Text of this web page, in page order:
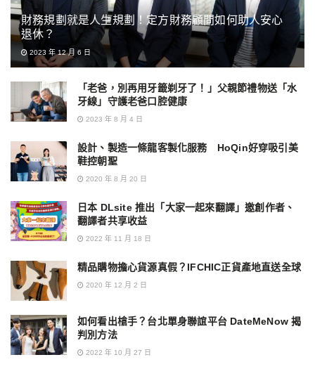
財務規劃就是人生規劃！定方財務顧問如何助人安心
退休？
2023 年 12 月 6 日
「老爸，別再用牙籤剃牙了！」父親節禮物送「水
牙線」守護老爸口腔健康
2023 年 8 月 4 日
設計、製造一條龍客製化服務 HoQin好穿吸引美
鞋控朝聖
2020 年 8 月 20 日
日本 DLsite 推出「大家一起來翻譯」邀創作者、
翻譯者共享收益
2022 年 11 月 18 日
精品購物擔心貨源真假？IFCHIC正貨產地直送全球
2020 年 12 月 2 日
如何看出槍手？台北單身聯誼平台 DateMeNow 揭
判別方法
2022 年 10 月 27 日